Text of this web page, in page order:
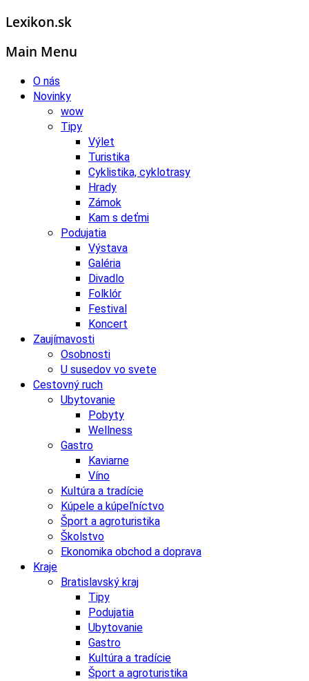
Lexikon.sk
Main Menu
O nás
Novinky
wow
Tipy
Výlet
Turistika
Cyklistika, cyklotrasy
Hrady
Zámok
Kam s deťmi
Podujatia
Výstava
Galéria
Divadlo
Folklór
Festival
Koncert
Zaujímavosti
Osobnosti
U susedov vo svete
Cestovný ruch
Ubytovanie
Pobyty
Wellness
Gastro
Kaviarne
Víno
Kultúra a tradície
Kúpele a kúpeľníctvo
Šport a agroturistika
Školstvo
Ekonomika obchod a doprava
Kraje
Bratislavský kraj
Tipy
Podujatia
Ubytovanie
Gastro
Kultúra a tradície
Šport a agroturistika